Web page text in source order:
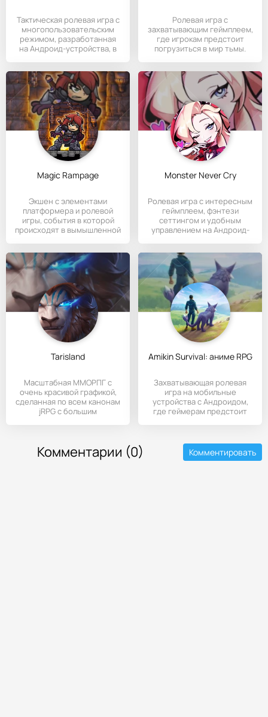
Тактическая ролевая игра с
многопользовательским
режимом, разработанная
на Андроид-устройства, в
Ролевая игра с
захватывающим геймплеем,
где игрокам предстоит
погрузиться в мир тьмы.
Magic Rampage
Экшен с элементами
платформера и ролевой
игры, события в которой
происходят в вымышленной
Monster Never Cry
Ролевая игра с интересным
геймплеем, фэнтези
сеттингом и удобным
управлением на Андроид-
Tarisland
Масштабная ММОРПГ с
очень красивой графикой,
сделанная по всем канонам
jRPG с большим
Amikin Survival: аниме RPG
Захватывающая ролевая
игра на мобильные
устройства с Андроидом,
где геймерам предстоит
Комментарии (0) Комментировать